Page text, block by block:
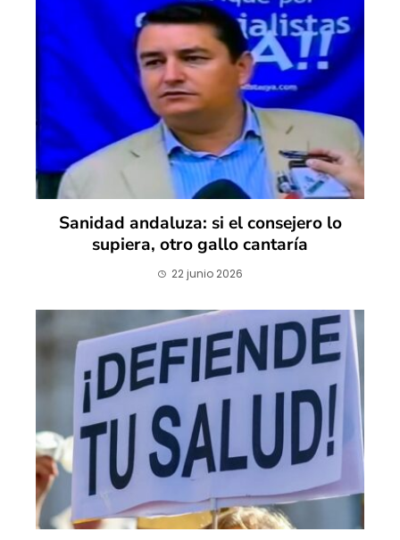
Sanidad andaluza: si el consejero lo
supiera, otro gallo cantaría
22 junio 2026